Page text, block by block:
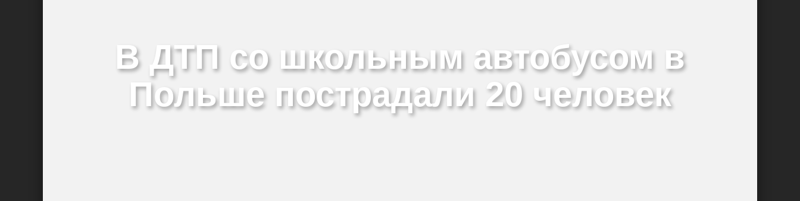
В ДТП со школьным автобусом в
Польше пострадали 20 человек